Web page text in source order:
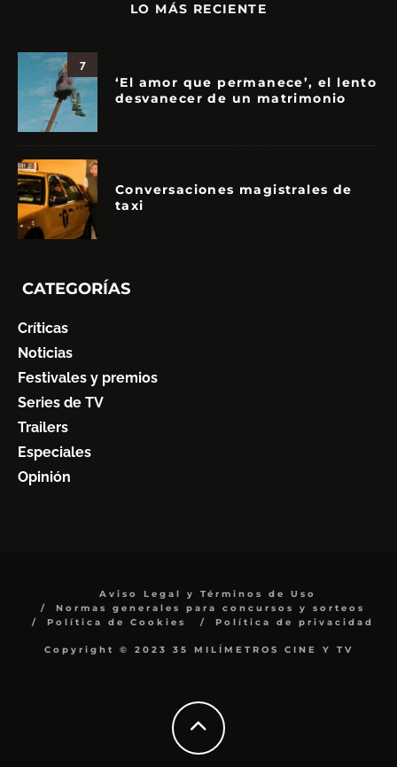
LO MÁS RECIENTE
7
‘El amor que permanece’, el lento
desvanecer de un matrimonio
Conversaciones magistrales de
taxi
CATEGORÍAS
Críticas
Noticias
Festivales y premios
Series de TV
Trailers
Especiales
Opinión
Aviso Legal y Términos de Uso
Normas generales para concursos y sorteos
Política de Cookies
Política de privacidad
Copyright © 2023 35 MILÍMETROS CINE Y TV